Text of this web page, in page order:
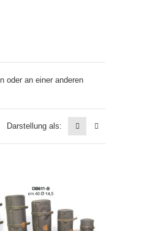
oder an einer anderen
Darstellung als: